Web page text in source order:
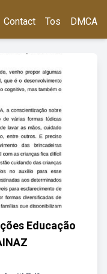
Contact Tos DMCA
Educação